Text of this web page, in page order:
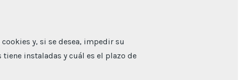
y, si se desea, impedir su
instaladas y cuál es el plazo de